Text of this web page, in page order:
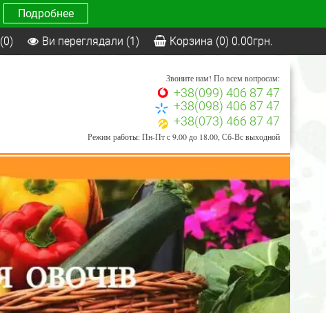
Подробнее
(0) Ви переглядали (1) Корзина (0) 0.00грн.
Звоните нам! По всем вопросам:
+38(099) 406 87 47
+38(098) 406 87 47
+38(073) 466 87 47
Режим работы: Пн-Пт с 9.00 до 18.00, Сб-Вс выходной